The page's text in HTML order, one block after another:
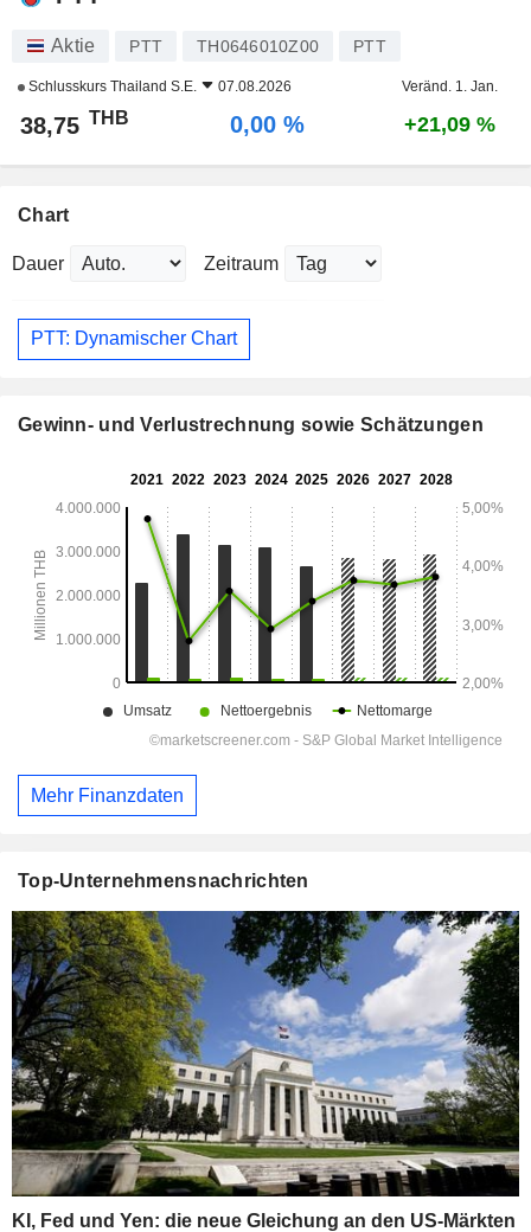
Aktie PTT TH0646010Z00 PTT
Schlusskurs Thailand S.E. 07.08.2026 Veränd. 1. Jan.
38,75 THB 0,00 % +21,09 %
Chart
Dauer Zeitraum
PTT: Dynamischer Chart
Gewinn- und Verlustrechnung sowie Schätzungen
Mehr Finanzdaten
Top-Unternehmensnachrichten
KI, Fed und Yen: die neue Gleichung an den US-Märkten